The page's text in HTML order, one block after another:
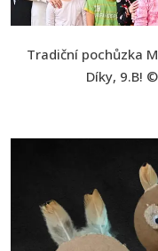
Tradiční pochůzka
Díky, 9.B!